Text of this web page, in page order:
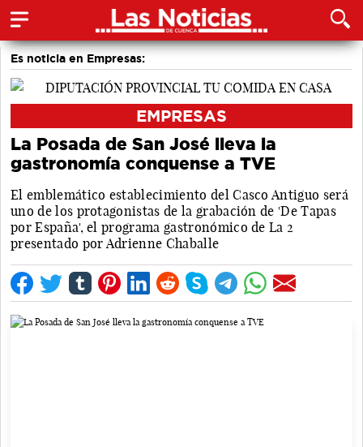
Es noticia en Empresas:
EMPRESAS
La Posada de San José lleva la
gastronomía conquense a TVE
El emblemático establecimiento del Casco Antiguo será
uno de los protagonistas de la grabación de 'De Tapas
por España', el programa gastronómico de La 2
presentado por Adrienne Chaballe